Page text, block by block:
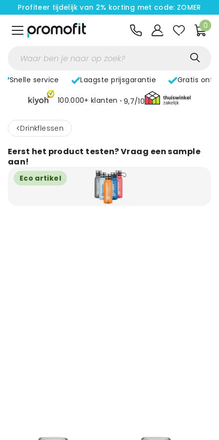
Profiteer tijdelijk van 2% korting met code: ZOMER
0
Snelle service Laagste prijsgarantie Gratis
100.000+ klanten 9,7/10
< Drinkflessen
Eerst het product testen? Vraag een sample
aan!
Eco artikel